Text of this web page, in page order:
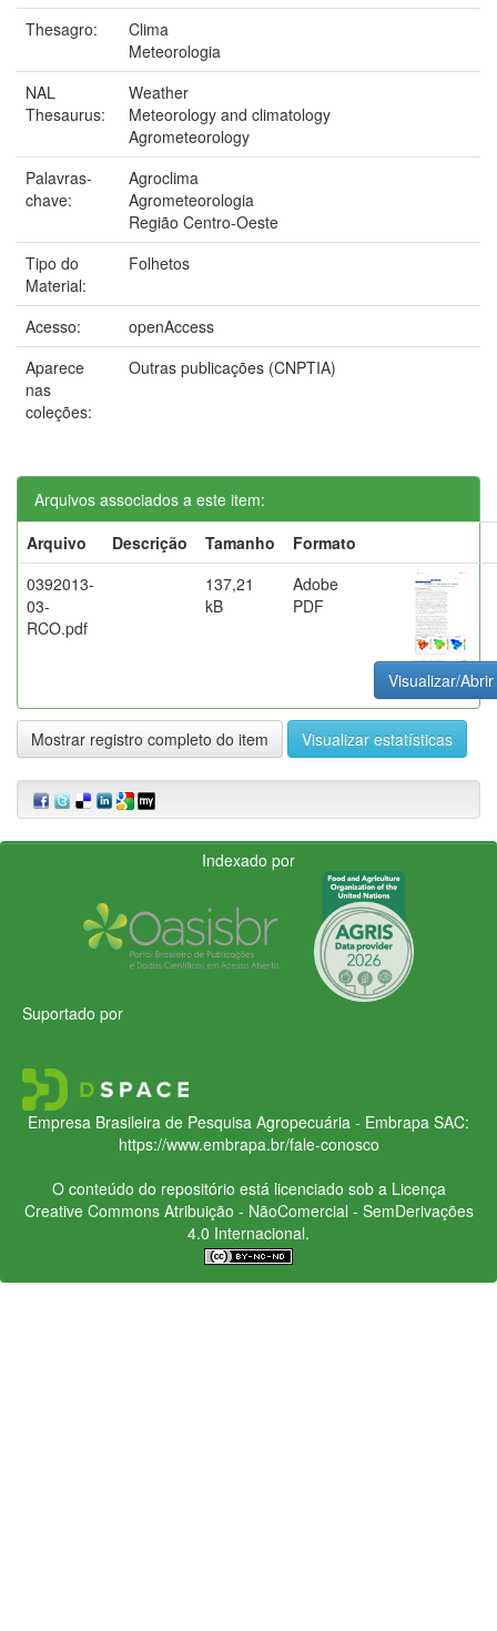
Thesagro:
Clima
Meteorologia
NAL
Thesaurus:
Weather
Meteorology and climatology
Agrometeorology
Palavras-
chave:
Agroclima
Agrometeorologia
Região Centro-Oeste
Tipo do
Material:
Folhetos
Acesso:
openAccess
Aparece
nas
coleções:
Outras publicações (CNPTIA)
Arquivos associados a este item:
Arquivo
Descrição Tamanho
Formato
0392013-
03-
RCO.pdf
137,21
kB
Adobe
PDF
Visualizar/Abrir
Mostrar registro completo do item Visualizar estatísticas
Indexado por
Suportado por
Empresa Brasileira de Pesquisa Agropecuária - Embrapa SAC:
https://www.embrapa.br/fale-conosco
O conteúdo do repositório está licenciado sob a Licença
Creative CommonsAtribuição - NãoComercial - SemDerivações
4.0 Internacional.